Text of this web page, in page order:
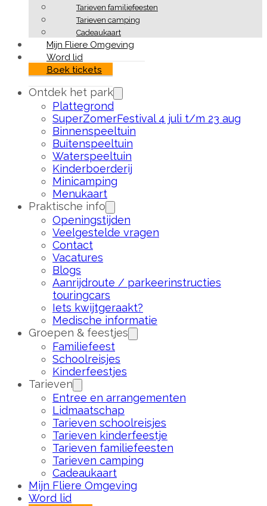
Tarieven familiefeesten
Tarieven camping
Cadeaukaart
Mijn Fliere Omgeving
Word lid
Boek tickets
Ontdek het park
Plattegrond
SuperZomerFestival 4 juli t/m 23 aug
Binnenspeeltuin
Buitenspeeltuin
Waterspeeltuin
Kinderboerderij
Minicamping
Menukaart
Praktische info
Openingstijden
Veelgestelde vragen
Contact
Vacatures
Blogs
Aanrijdroute / parkeerinstructies
touringcars
Iets kwijtgeraakt?
Medische informatie
Groepen & feestjes
Familiefeest
Schoolreisjes
Kinderfeestjes
Tarieven
Entree en arrangementen
Lidmaatschap
Tarieven schoolreisjes
Tarieven kinderfeestje
Tarieven familiefeesten
Tarieven camping
Cadeaukaart
Mijn Fliere Omgeving
Word lid